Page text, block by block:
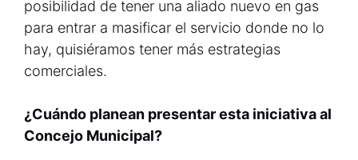
posibilidad de tener una aliado nuevo en gas
para entrar a masificar el servicio donde no lo
hay, quisiéramos tener más estrategias
comerciales.
¿Cuándo planean presentar esta iniciativa al
Concejo Municipal?